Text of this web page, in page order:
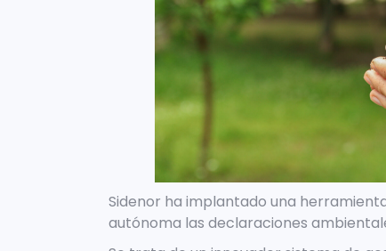
Sidenor ha implantado una
autónoma las declaraciones